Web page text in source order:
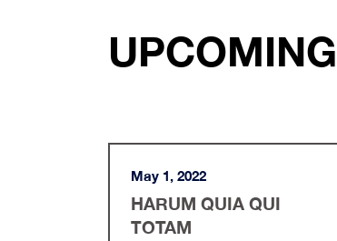
May 1, 2022
HARUM QUIA QUI
TOTAM